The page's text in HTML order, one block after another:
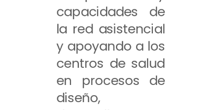
capacidades de
la red asistencial
y apoyando a los
centros de salud
en procesos de
diseño,